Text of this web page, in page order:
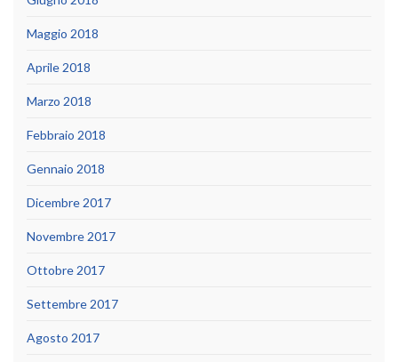
Maggio 2018
Aprile 2018
Marzo 2018
Febbraio 2018
Gennaio 2018
Dicembre 2017
Novembre 2017
Ottobre 2017
Settembre 2017
Agosto 2017